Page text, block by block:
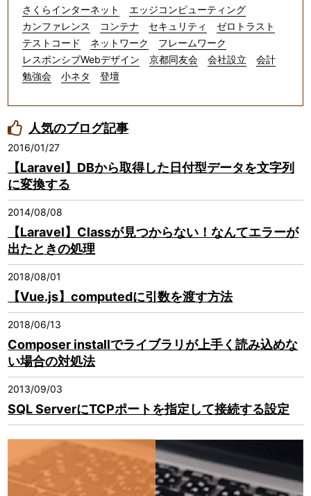
さくらインターネット
エッジコンピューティング
カンファレンス
コンテナ セキュリティ
ゼロトラスト
テストコード
ネットワーク
フレームワーク
レスポンシブWebデザイン
京都同友会 会社設立
会計
勉強会
小ネタ 登壇
人気のブログ記事
2016/01/27
【Laravel】DBから取得した日付型データを文字列
に変換する
2014/08/08
【Laravel】Classが見つからない！なんてエラーが
出たときの処理
2018/08/01
【Vue.js】computedに引数を渡す方法
2018/06/13
Composer installでライブラリが上手く読み込めな
い場合の対処法
2013/09/03
SQL ServerにTCPポートを指定して接続する設定